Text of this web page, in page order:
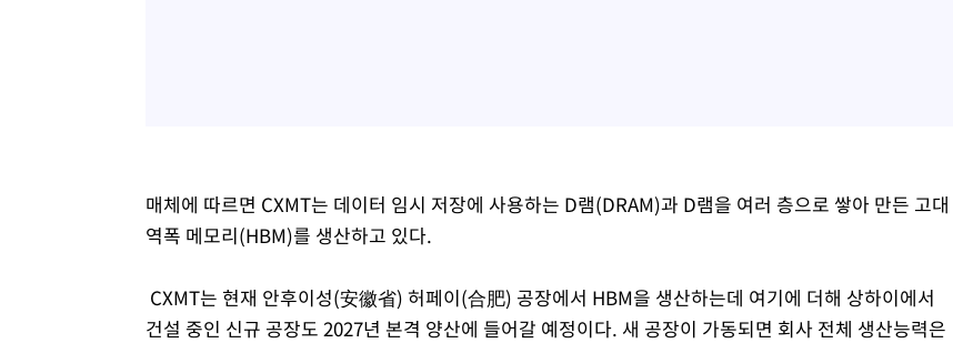
매체에 따르면 CXMT는 데이터 임시 저장에 사용하는 D램(DRAM)과 D램을 여러 층으로 쌓아 만든 고대
역폭 메모리(HBM)를 생산하고 있다.
CXMT는 현재 안후이성(安徽省) 허페이(合肥) 공장에서 HBM을 생산하는데 여기에 더해 상하이에서
건설 중인 신규 공장도 2027년 본격 양산에 들어갈 예정이다. 새 공장이 가동되면 회사 전체 생산능력은